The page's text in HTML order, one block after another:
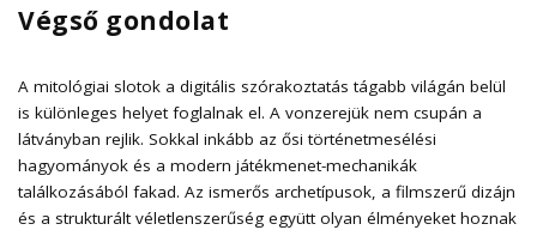
Végső gondolat
A mitológiai slotok a digitális szórakoztatás tágabb világán belül
is különleges helyet foglalnak el. A vonzerejük nem csupán a
látványban rejlik. Sokkal inkább az ősi történetmesélési
hagyományok és a modern játékmenet-mechanikák
találkozásából fakad. Az ismerős archetípusok, a filmszerű dizájn
és a strukturált véletlenszerűség együtt olyan élményeket hoznak